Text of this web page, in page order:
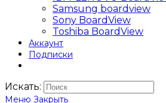
Samsung boardview
Sony BoardView
Toshiba BoardView
Аккаунт
Подписки
Искать:
Меню Закрыть